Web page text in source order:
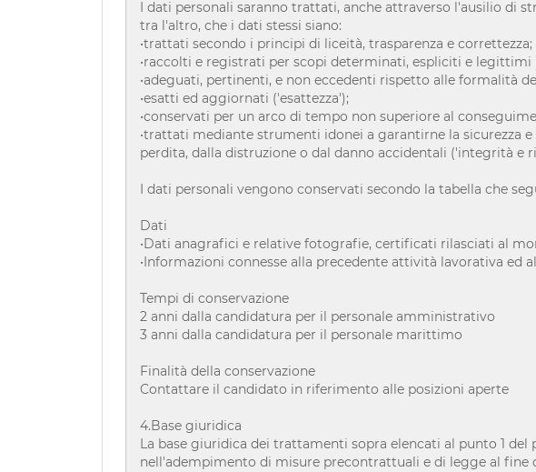
I dati personali saranno trattati, anche attraverso l'ausilio di
tra l'altro, che i dati stessi siano:
•trattati secondo i principi di liceità, trasparenza e correttezza;
•raccolti e registrati per scopi determinati, espliciti e
•adeguati, pertinenti, e non eccedenti rispetto alle formalità
•esatti ed aggiornati ('esattezza');
•conservati per un arco di tempo non superiore al
•trattati mediante strumenti idonei a garantirne la sicurezza
perdita, dalla distruzione o dal danno accidentali ('integrità e
I dati personali vengono conservati secondo la tabella che
Dati
•Dati anagrafici e relative fotografie, certificati rilasciati al
•Informazioni connesse alla precedente attività lavorativa ed
Tempi di conservazione
2 anni dalla candidatura per il personale amministrativo
3 anni dalla candidatura per il personale marittimo
Finalità della conservazione
Contattare il candidato in riferimento alle posizioni aperte
4.Base giuridica
La base giuridica dei trattamenti sopra elencati al punto 1
nell'adempimento di misure precontrattuali e di legge al fine